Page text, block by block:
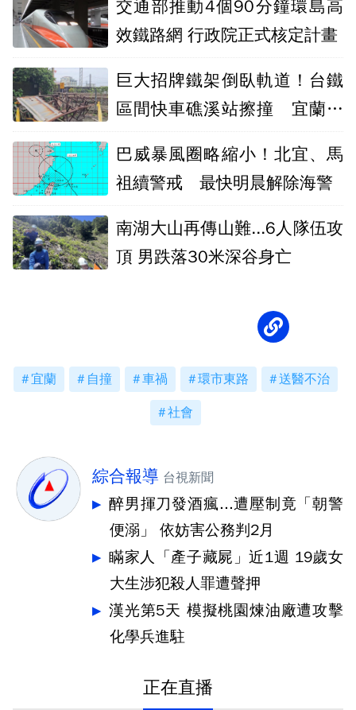
交通部推動4個90分鐘環島高
效鐵路網 行政院正式核定計畫
巨大招牌鐵架倒臥軌道！台鐵
區間快車礁溪站擦撞 宜蘭線
巴威暴風圈略縮小！北宜、馬
祖續警戒 最快明晨解除海警
南湖大山再傳山難...6人隊伍攻
頂 男跌落30米深谷身亡
宜蘭 自撞 車禍 環市東路 送醫不治
社會
綜合報導 台視新聞
醉男揮刀發酒瘋...遭壓制竟「朝警
便溺」 依妨害公務判2月
瞞家人「產子藏屍」近1週 19歲女
大生涉犯殺人罪遭聲押
漢光第5天 模擬桃園煉油廠遭攻擊
化學兵進駐
正在直播